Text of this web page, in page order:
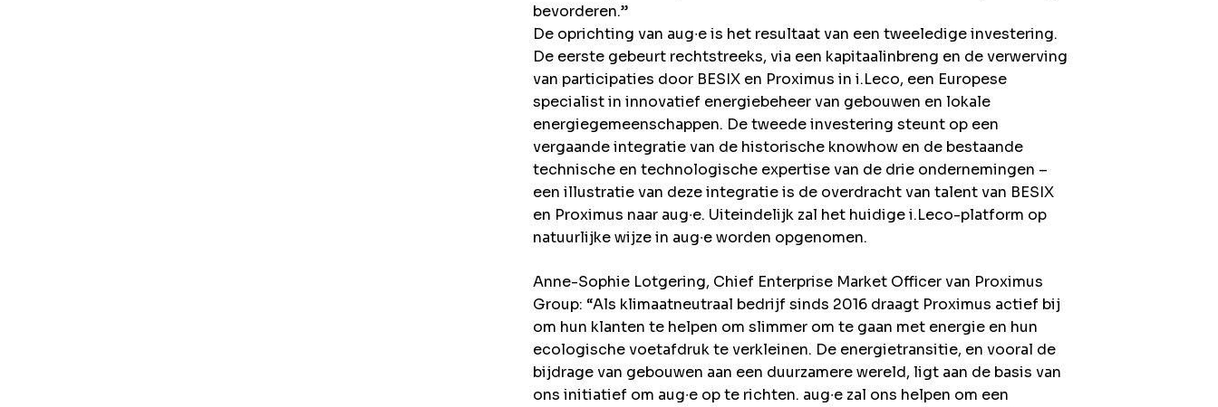
bevorderen.”
De oprichting van aug∙e is het resultaat van een tweeledige investering.
De eerste gebeurt rechtstreeks, via een kapitaalinbreng en de verwerving
van participaties door BESIX en Proximus in i.Leco, een Europese
specialist in innovatief energiebeheer van gebouwen en lokale
energiegemeenschappen. De tweede investering steunt op een
vergaande integratie van de historische knowhow en de bestaande
technische en technologische expertise van de drie ondernemingen –
een illustratie van deze integratie is de overdracht van talent van BESIX
en Proximus naar aug∙e. Uiteindelijk zal het huidige i.Leco-platform op
natuurlijke wijze in aug∙e worden opgenomen.
Anne-Sophie Lotgering, Chief Enterprise Market Officer van Proximus
Group: “Als klimaatneutraal bedrijf sinds 2016 draagt Proximus actief bij
om hun klanten te helpen om slimmer om te gaan met energie en hun
ecologische voetafdruk te verkleinen. De energietransitie, en vooral de
bijdrage van gebouwen aan een duurzamere wereld, ligt aan de basis van
ons initiatief om aug∙e op te richten. aug∙e zal ons helpen om een